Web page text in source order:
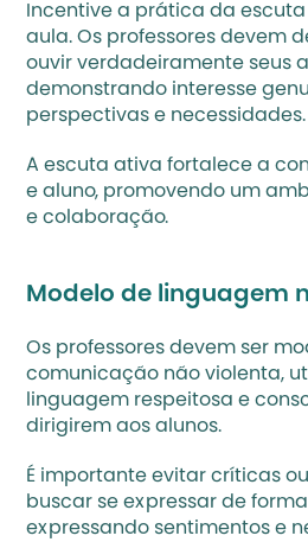
Incentive a prática da
aula. Os professores devem
ouvir verdadeiramente seus
demonstrando interesse
perspectivas e necessidades.
A escuta ativa fortalece a
e aluno, promovendo um
e colaboração.
Modelo de linguagem
Os professores devem ser
comunicação não violenta,
linguagem respeitosa e
dirigirem aos alunos.
É importante evitar críticas
buscar se expressar de
expressando sentimentos e